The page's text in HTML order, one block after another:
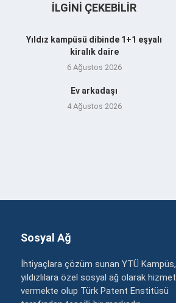
İLGINI ÇEKEBILIR
Yıldız kampüsü dibinde 1+1 eşyalı
kiralık daire
6 Ağustos 2026
Ev arkadaşı
4 Ağustos 2026
Sosyal Ağ
İhtiyaçlara çözüm sunan YTÜ Kampüs,
yıldızlılara özel sosyal ağ olarak hizmet
vermekte olup Türk Patent Enstitüsü